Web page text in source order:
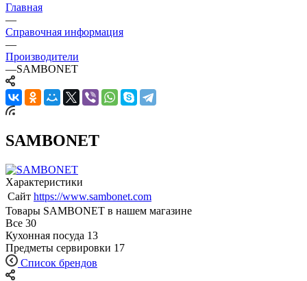
Главная
—
Справочная информация
—
Производители
—SAMBONET
SAMBONET
Характеристики
Сайт https://www.sambonet.com
Товары SAMBONET в нашем магазине
Все 30
Кухонная посуда 13
Предметы сервировки 17
Список брендов